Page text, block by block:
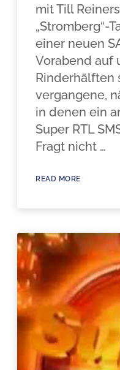
mit Till
„Stromberg“-
einer neuen
Vorabend auf
Rinderhälften
vergangene,
in denen ein
Super RTL
Fragt nicht …
READ MORE